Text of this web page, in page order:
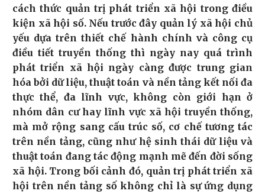
cách thức quản trị phát triển xã hội trong điều
kiện xã hội số. Nếu trước đây quản lý xã hội chủ
yếu dựa trên thiết chế hành chính và công cụ
điều tiết truyền thống thì ngày nay quá trình
phát triển xã hội ngày càng được trung gian
hóa bởi dữ liệu, thuật toán và nền tảng kết nối đa
thực thể, đa lĩnh vực, không còn giới hạn ở
nhóm dân cư hay lĩnh vực xã hội truyền thống,
mà mở rộng sang cấu trúc số, cơ chế tương tác
trên nền tảng, cũng như hệ sinh thái dữ liệu và
thuật toán đang tác động mạnh mẽ đến đời sống
xã hội. Trong bối cảnh đó, quản trị phát triển xã
hội trên nền tảng số không chỉ là sự ứng dụng